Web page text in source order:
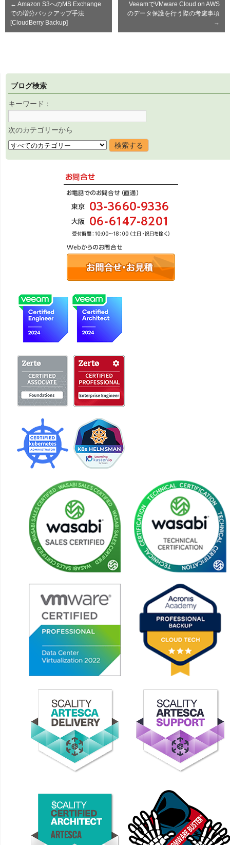
← Amazon S3へのMS Exchange
での増分バックアップ手法
[CloudBerry Backup]
VeeamでVMware Cloud on AWS
のデータ保護を行う際の考慮事項
→
ブログ検索
キーワード：
次のカテゴリーから